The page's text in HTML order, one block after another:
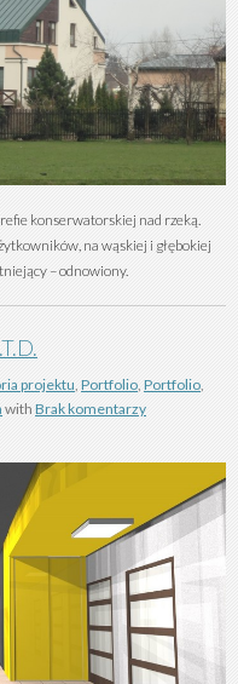
konserwatorskiej nad rzeką.
na wąskiej i głębokiej
– odnowiony.
projektu Portfolio Portfolio
with Brak komentarzy